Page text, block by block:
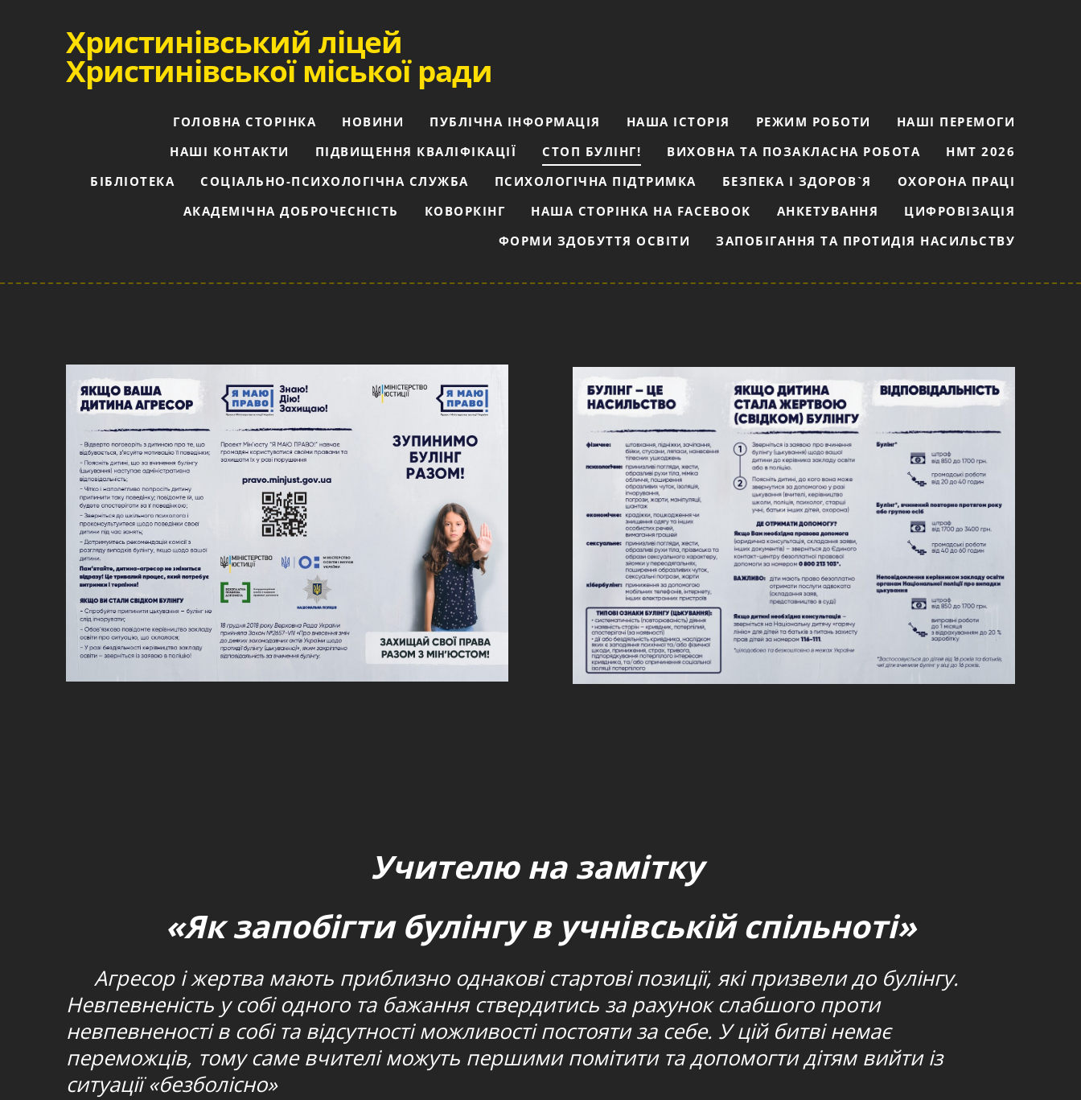
Христинівський ліцей
Христинівської міської ради
ГОЛОВНА СТОРІНКА НОВИНИ ПУБЛІЧНА ІНФОРМАЦІЯ НАША ІСТОРІЯ РЕЖИМ РОБОТИ
НАШІ ПЕРЕМОГИ
НАШІ КОНТАКТИ
ПІДВИЩЕННЯ КВАЛІФІКАЦІЇ СТОП БУЛІНГ! ВИХОВНА ТА ПОЗАКЛАСНА РОБОТА
НМТ 2026
БІБЛІОТЕКА
СОЦІАЛЬНО-ПСИХОЛОГІЧНА СЛУЖБА ПСИХОЛОГІЧНА ПІДТРИМКА БЕЗПЕКА І ЗДОРОВ`Я
ОХОРОНА ПРАЦІ
АКАДЕМІЧНА ДОБРОЧЕСНІСТЬ
КОВОРКІНГ НАША СТОРІНКА НА FACEBOOK АНКЕТУВАННЯ
ЦИФРОВІЗАЦІЯ
ФОРМИ ЗДОБУТТЯ ОСВІТИ
ЗАПОБІГАННЯ ТА ПРОТИДІЯ НАСИЛЬСТВУ
Учителю на замітку
«Як запобігти булінгу в учнівській спільноті»
Агресор і жертва мають приблизно однакові стартові позиції, які призвели до булінгу.
Невпевненість у собі одного та бажання ствердитись за рахунок слабшого проти
невпевненості в собі та відсутності можливості постояти за себе. У цій битві немає
переможців, тому саме вчителі можуть першими помітити та допомогти дітям вийти із
ситуації «безболісно»